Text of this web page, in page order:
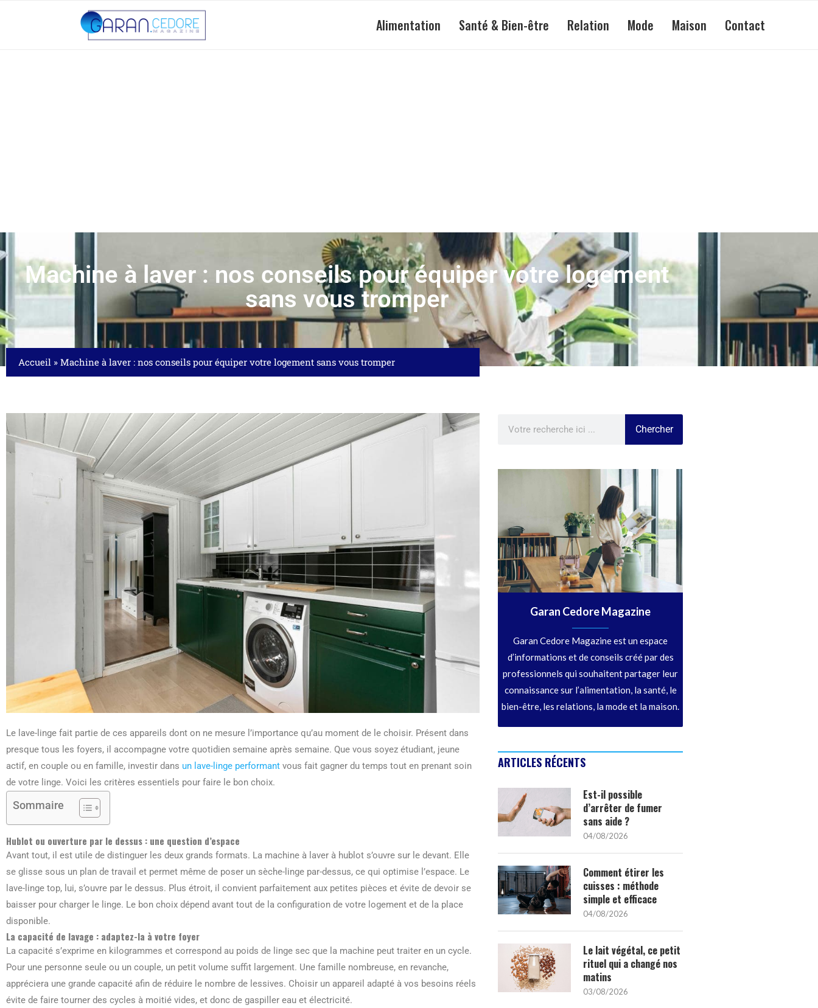
Alimentation Santé & Bien-être Relation Mode Maison Contact
Machine à laver : nos conseils pour équiper votre logement
sans vous tromper
Accueil » Machine à laver : nos conseils pour équiper votre logement sans vous tromper
Le lave-linge fait partie de ces appareils dont on ne mesure l’importance qu’au moment de le choisir. Présent dans
presque tous les foyers, il accompagne votre quotidien semaine après semaine. Que vous soyez étudiant, jeune
actif, en couple ou en famille, investir dans un lave-linge performant vous fait gagner du temps tout en prenant soin
de votre linge. Voici les critères essentiels pour faire le bon choix.
Sommaire
Hublot ou ouverture par le dessus : une question d’espace
Avant tout, il est utile de distinguer les deux grands formats. La machine à laver à hublot s’ouvre sur le devant. Elle
se glisse sous un plan de travail et permet même de poser un sèche-linge par-dessus, ce qui optimise l’espace. Le
lave-linge top, lui, s’ouvre par le dessus. Plus étroit, il convient parfaitement aux petites pièces et évite de devoir se
baisser pour charger le linge. Le bon choix dépend avant tout de la configuration de votre logement et de la place
disponible.
La capacité de lavage : adaptez-la à votre foyer
La capacité s’exprime en kilogrammes et correspond au poids de linge sec que la machine peut traiter en un cycle.
Pour une personne seule ou un couple, un petit volume suffit largement. Une famille nombreuse, en revanche,
appréciera une grande capacité afin de réduire le nombre de lessives. Choisir un appareil adapté à vos besoins réels
évite de faire tourner des cycles à moitié vides, et donc de gaspiller eau et électricité.
Chercher
Garan Cedore Magazine
Garan Cedore Magazine est un espace
d’informations et de conseils créé par des
professionnels qui souhaitent partager leur
connaissance sur l’alimentation, la santé, le
bien-être, les relations, la mode et la maison.
ARTICLES RÉCENTS
Est-il possible
d’arrêter de fumer
sans aide ?
04/08/2026
Comment étirer les
cuisses : méthode
simple et efficace
04/08/2026
Le lait végétal, ce petit
rituel qui a changé nos
matins
03/08/2026